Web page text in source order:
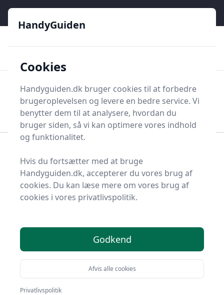
HandyGuiden
Søg nu
Søg nu
Håndværktøj
Boremaskiner og bor
Hammerbor - 178 på
lager
Velkommen til vores omfattende guide, der udforsker
verdenen af hammerbor.
For både den erfarne håndværker og gør-det-selv-
entusiasten, kan de rigtige borværktøjer gøre hele
HandyGuiden
Cookies
Handyguiden.dk bruger cookies til at forbedre
brugeroplevelsen og levere en bedre service. Vi
benytter dem til at analysere, hvordan du
bruger siden, så vi kan optimere vores indhold
og funktionalitet.
Hvis du fortsætter med at bruge
Handyguiden.dk, accepterer du vores brug af
cookies. Du kan læse mere om vores brug af
cookies i vores privatlivspolitik.
Godkend
Afvis alle cookies
Privatlivspolitik